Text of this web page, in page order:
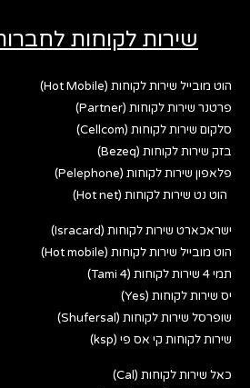
שירות לקוחות
הוט מובייל שירות לקוחות (Hot Mobile)
פרטנר שירות לקוחות (Partner)
סלקום שירות לקוחות (Cellcom)
בזק שירות לקוחות (Bezeq)
פלאפון שירות לקוחות (Pelephone)
הוט נט שירות לקוחות (Hot net)
ישראכארט שירות לקוחות (Isracard)
הוט מובייל שירות לקוחות (Hot mobile)
תמי 4 שירות לקוחות (Tami 4)
יס שירות לקוחות (Yes)
שופרסל שירות לקוחות (Shufersal)
שירות לקוחות קי אס פי (ksp)
כאל שירות לקוחות (Cal)